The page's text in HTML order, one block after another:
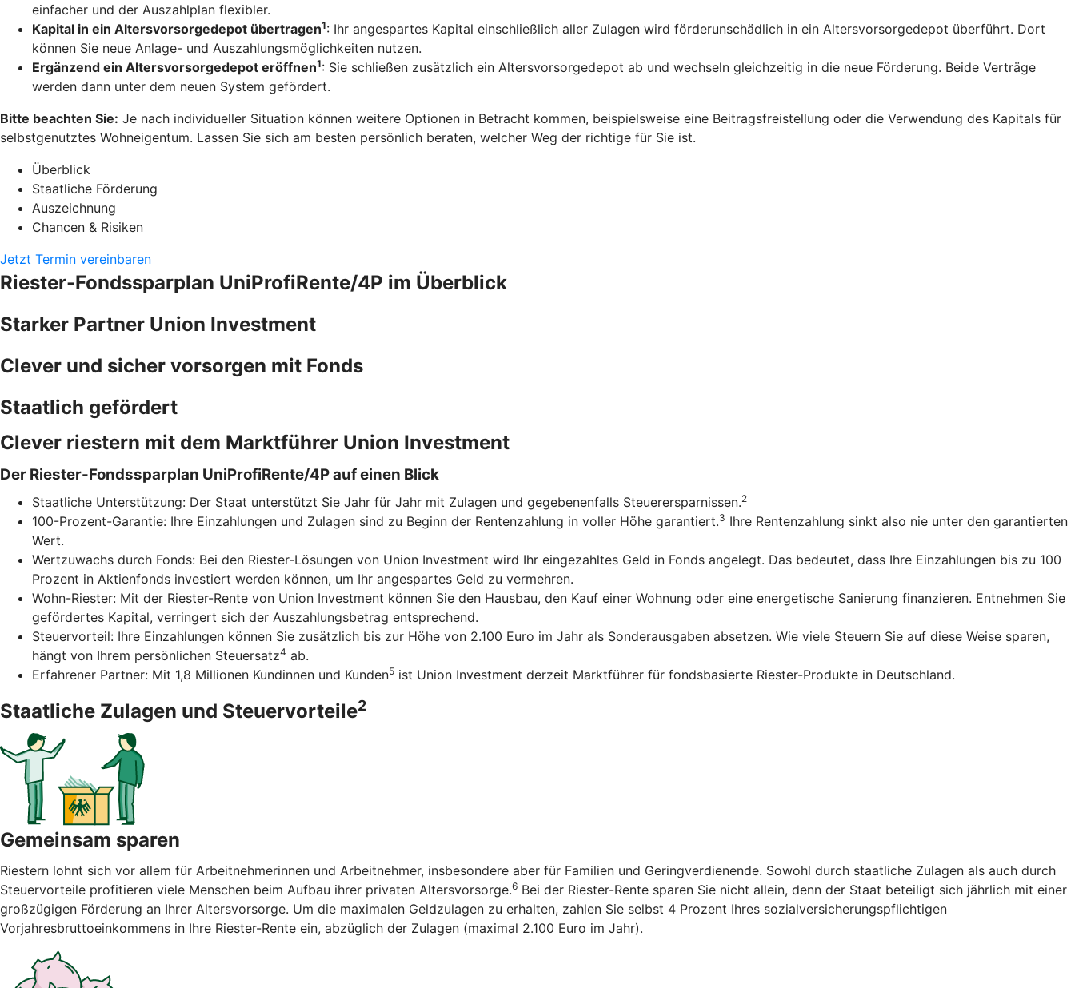
einfacher und der Auszahlplan flexibler.
Kapital in ein Altersvorsorgedepot übertragen1: Ihr angespartes Kapital einschließlich aller Zulagen wird förderunschädlich in ein Altersvorsorgedepot überführt. Dort
können Sie neue Anlage- und Auszahlungsmöglichkeiten nutzen.
Ergänzend ein Altersvorsorgedepot eröffnen1: Sie schließen zusätzlich ein Altersvorsorgedepot ab und wechseln gleichzeitig in die neue Förderung. Beide Verträge
werden dann unter dem neuen System gefördert.
Bitte beachten Sie: Je nach individueller Situation können weitere Optionen in Betracht kommen, beispielsweise eine Beitragsfreistellung oder die Verwendung des Kapitals für
selbstgenutztes Wohneigentum. Lassen Sie sich am besten persönlich beraten, welcher Weg der richtige für Sie ist.
Überblick
Staatliche Förderung
Auszeichnung
Chancen & Risiken
Jetzt Termin vereinbaren
Riester-Fondssparplan UniProfiRente/4P im Überblick
Starker Partner Union Investment
Clever und sicher vorsorgen mit Fonds
Staatlich gefördert
Clever riestern mit dem Marktführer Union Investment
Der Riester-Fondssparplan UniProfiRente/4P auf einen Blick
Staatliche Unterstützung: Der Staat unterstützt Sie Jahr für Jahr mit Zulagen und gegebenenfalls Steuerersparnissen.2
100-Prozent-Garantie: Ihre Einzahlungen und Zulagen sind zu Beginn der Rentenzahlung in voller Höhe garantiert.3 Ihre Rentenzahlung sinkt also nie unter den garantierten
Wert.
Wertzuwachs durch Fonds: Bei den Riester-Lösungen von Union Investment wird Ihr eingezahltes Geld in Fonds angelegt. Das bedeutet, dass Ihre Einzahlungen bis zu 100
Prozent in Aktienfonds investiert werden können, um Ihr angespartes Geld zu vermehren.
Wohn-Riester: Mit der Riester-Rente von Union Investment können Sie den Hausbau, den Kauf einer Wohnung oder eine energetische Sanierung finanzieren. Entnehmen Sie
gefördertes Kapital, verringert sich der Auszahlungsbetrag entsprechend.
Steuervorteil: Ihre Einzahlungen können Sie zusätzlich bis zur Höhe von 2.100 Euro im Jahr als Sonderausgaben absetzen. Wie viele Steuern Sie auf diese Weise sparen,
hängt von Ihrem persönlichen Steuersatz4 ab.
Erfahrener Partner: Mit 1,8 Millionen Kundinnen und Kunden5 ist Union Investment derzeit Marktführer für fondsbasierte Riester-Produkte in Deutschland.
Staatliche Zulagen und Steuervorteile2
Gemeinsam sparen
Riestern lohnt sich vor allem für Arbeitnehmerinnen und Arbeitnehmer, insbesondere aber für Familien und Geringverdienende. Sowohl durch staatliche Zulagen als auch durch
Steuervorteile profitieren viele Menschen beim Aufbau ihrer privaten Altersvorsorge.6 Bei der Riester-Rente sparen Sie nicht allein, denn der Staat beteiligt sich jährlich mit einer
großzügigen Förderung an Ihrer Altersvorsorge. Um die maximalen Geldzulagen zu erhalten, zahlen Sie selbst 4 Prozent Ihres sozialversicherungspflichtigen
Vorjahresbruttoeinkommens in Ihre Riester-Rente ein, abzüglich der Zulagen (maximal 2.100 Euro im Jahr).